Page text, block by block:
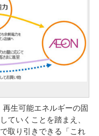
生可能エネルギーの固
ていくことを踏まえ、
取り引きできる「これ